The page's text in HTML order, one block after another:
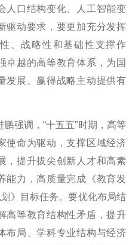
人口结构变化、人工智能变
驱动要求，要更加充分发挥
、战略性和基础性支撑作
卓越的高等教育体系，为国
发展、赢得战略主动提供有
调，“十五五”时期，高等
使命为驱动，支撑区域经济
，提升拔尖创新人才和高素
能力，高质量完成《教育发
划》目标任务。要优化布局结
高等教育结构性矛盾，提升
布局、学科专业结构与经济